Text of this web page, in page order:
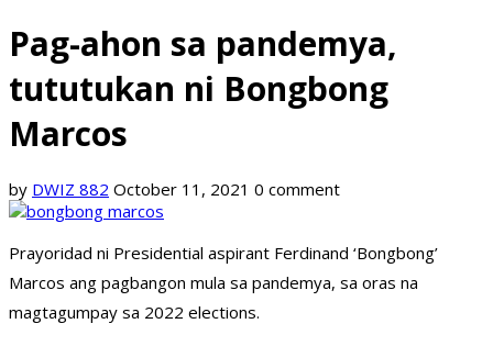
Pag-ahon sa pandemya,
tututukan ni Bongbong
Marcos
by DWIZ 882 October 11, 2021 0 comment
Prayoridad ni Presidential aspirant Ferdinand ‘Bongbong’
Marcos ang pagbangon mula sa pandemya, sa oras na
magtagumpay sa 2022 elections.